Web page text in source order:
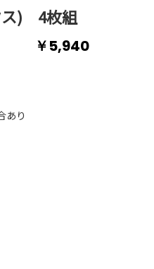
ス) 4枚組
￥5,940
あり